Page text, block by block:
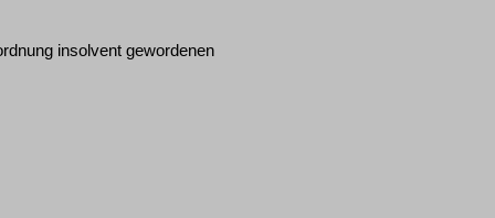
insolvent gewordenen